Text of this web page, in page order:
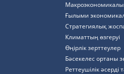
Ғылыми
Стратегиялық
Климаттың өзгеруі
Өңірлік зерттеулер
Бәсекелес ортаны
Реттеушілік әсерді